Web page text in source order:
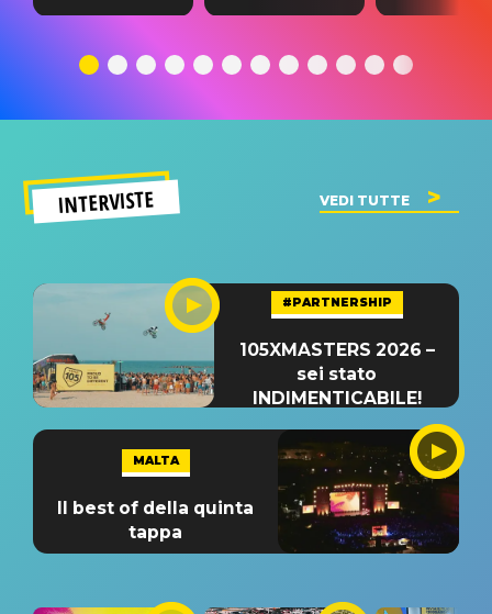
testo,
significato
traduzione e
del singolo
testo,
INTERVISTE VEDI TUTTE
#PARTNERSHIP
105XMASTERS 2026 –
sei stato
INDIMENTICABILE!
MALTA
Il best of della quinta
tappa